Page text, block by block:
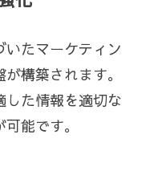
たマーケティン
構築されます。
した情報を適切な
能です。